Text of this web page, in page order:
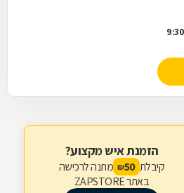
הזמנת איש מקצוע?
קיבלת 50
₪ מתנה לרכישה
באתר ZAPSTORE